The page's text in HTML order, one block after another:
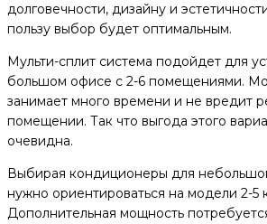
долговечности, дизайну и
пользу выбор будет оптимальным.
Мульти-сплит система подойдет для
большом офисе с 2-6 помещениями.
занимает много времени и не вредит
помещении. Так что выгода этого
очевидна.
Выбирая кондиционеры для
нужно ориентироваться на модели 2-5
Дополнительная мощность